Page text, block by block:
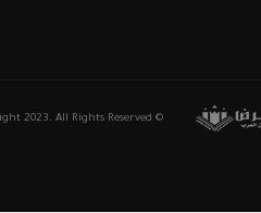
© Copyright 2023. All Rights Reserved.